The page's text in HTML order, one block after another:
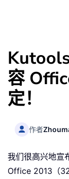
容
定！
作者
我们很高兴地宣
Office 2013（